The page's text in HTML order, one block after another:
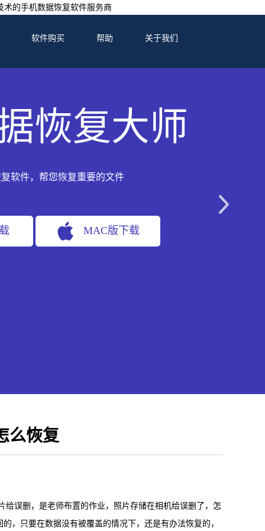
术的手机数据恢复软件服务商
软件购买 帮助 关于我们
恢复大师
软件，帮您恢复重要的文件
MAC版下载
恢复大师
iPad数据轻松恢复
么恢复
给误删，是老师布置的作业，照片存储在相机给误删了，怎
，只要在数据没有被覆盖的情况下，还是有办法恢复的，